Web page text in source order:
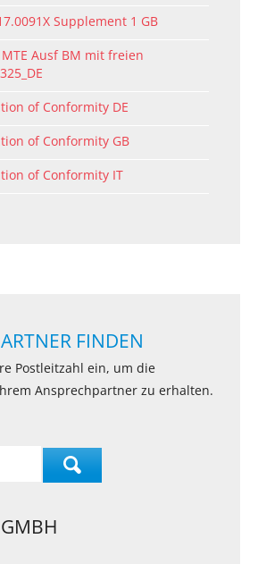
Supplement 1 GB
Ausf BM mit freien
of Conformity DE
of Conformity GB
of Conformity IT
FINDEN
Postleitzahl ein, um die
Ansprechpartner zu erhalten.